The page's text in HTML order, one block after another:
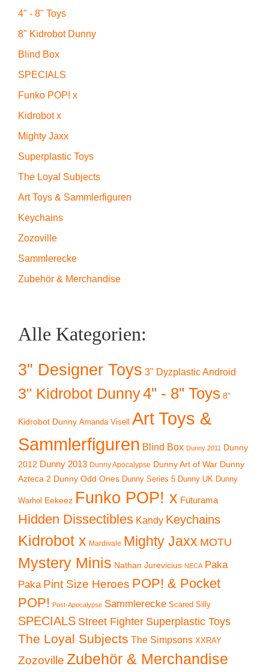
4" - 8" Toys
8" Kidrobot Dunny
Blind Box
SPECIALS
Funko POP! x
Kidrobot x
Mighty Jaxx
Superplastic Toys
The Loyal Subjects
Art Toys & Sammlerfiguren
Keychains
Zozoville
Sammlerecke
Zubehör & Merchandise
Alle Kategorien:
3" Designer Toys 3" Dyzplastic Android
3" Kidrobot Dunny4" - 8" Toys 8"
Kidrobot Dunny Amanda Visell Art Toys &
Sammlerfiguren Blind Box Dunny 2011 Dunny
2012 Dunny 2013 Dunny Apocalypse Dunny Art of War Dunny
Azteca 2 Dunny Odd Ones Dunny Series 5 Dunny UK Dunny
Warhol Eekeez Funko POP! x Futurama
Hidden Dissectibles Kandy Keychains
Kidrobot x Mardivale Mighty Jaxx MOTU
Mystery Minis Nathan Jurevicius NECA Paka
Paka Pint Size Heroes POP! & Pocket
POP! Post-Apocalypse Sammlerecke Scared Silly
SPECIALS Street Fighter Superplastic Toys
The Loyal Subjects The Simpsons XXRAY
Zozoville Zubehör & Merchandise